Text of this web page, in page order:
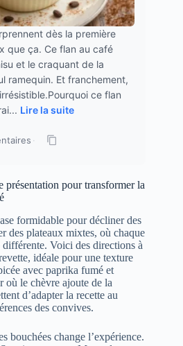
dès la première
que ça. Ce flan au café
et le craquant de la
ramequin. Et franchement,
ce flan
Lire la suite
·
présentation pour transformer la
formidable pour décliner des
des plateaux mixtes, où chaque
Voici des directions à
idéale pour une texture
avec paprika fumé et
où le chèvre ajoute de la
d’adapter la recette au
des convives.
bouchées change l’expérience.